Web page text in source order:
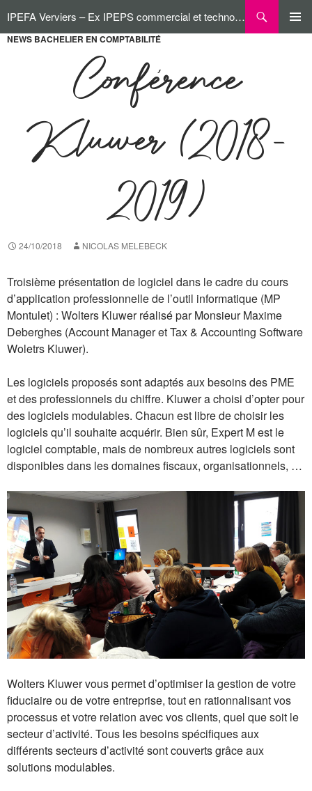
au
contenu
IPEFA Verviers – Ex IPEPS commercial et technologique
NEWS BACHELIER EN COMPTABILITÉ
Conférence
Kluwer (2018-
2019)
24/10/2018 NICOLAS MELEBECK
Troisième présentation de logiciel dans le cadre du cours
d’application professionnelle de l’outil informatique (MP
Montulet) : Wolters Kluwer réalisé par Monsieur Maxime
Deberghes (Account Manager et Tax & Accounting Software
Woletrs Kluwer).
Les logiciels proposés sont adaptés aux besoins des PME
et des professionnels du chiffre. Kluwer a choisi d’opter pour
des logiciels modulables. Chacun est libre de choisir les
logiciels qu’il souhaite acquérir. Bien sûr, Expert M est le
logiciel comptable, mais de nombreux autres logiciels sont
disponibles dans les domaines fiscaux, organisationnels, …
Wolters Kluwer vous permet d’optimiser la gestion de votre
fiduciaire ou de votre entreprise, tout en rationnalisant vos
processus et votre relation avec vos clients, quel que soit le
secteur d’activité. Tous les besoins spécifiques aux
différents secteurs d’activité sont couverts grâce aux
solutions modulables.